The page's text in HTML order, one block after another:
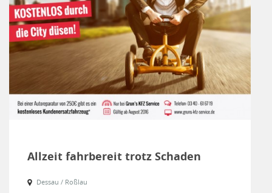
Allzeit fahrbereit trotz Schaden
Dessau / Roßlau